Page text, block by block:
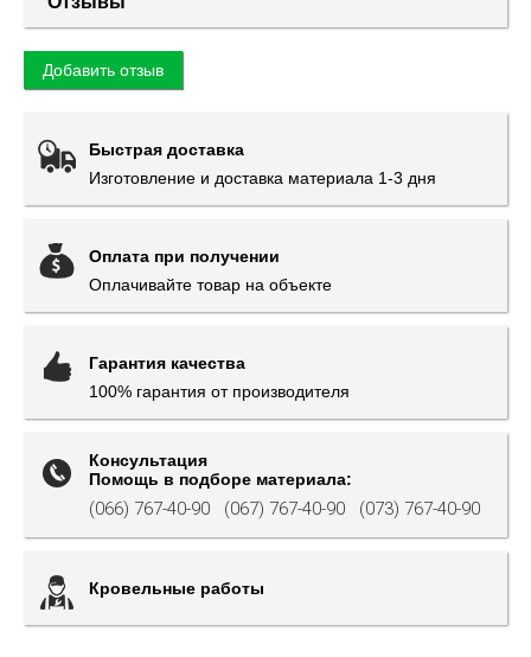
Добавить отзыв
Быстрая доставка
Изготовление и доставка материала 1-3 дня
Оплата при получении
Оплачивайте товар на объекте
Гарантия качества
100% гарантия от производителя
Консультация
Помощь в подборе материала:
(066) 767-40-90 (067) 767-40-90 (073) 767-40-90
Кровельные работы